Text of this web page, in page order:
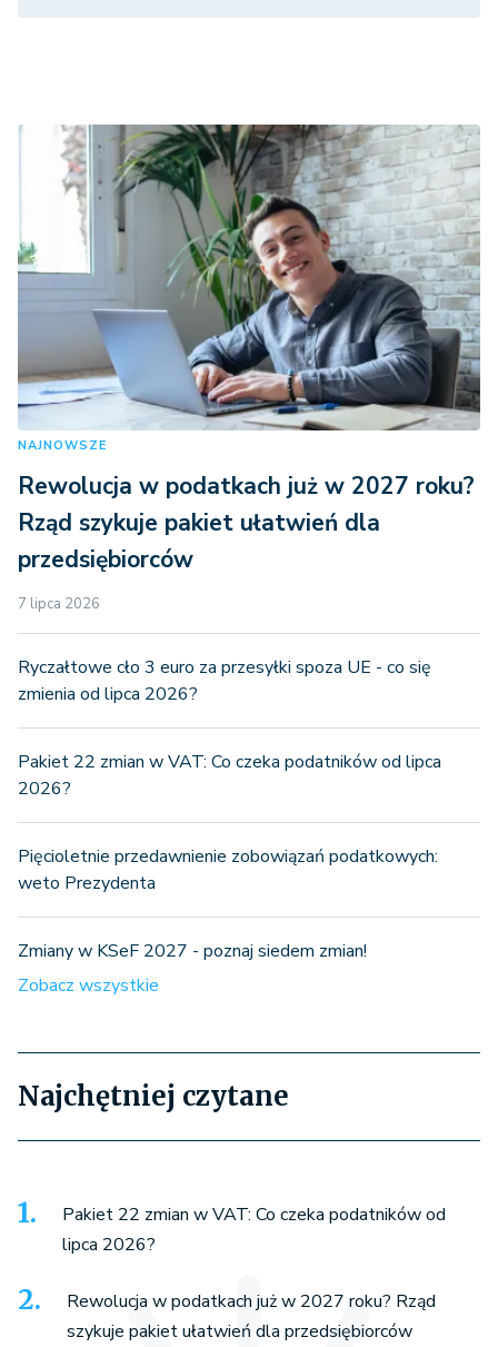
NAJNOWSZE
Rewolucja w podatkach już w 2027 roku?
Rząd szykuje pakiet ułatwień dla
przedsiębiorców
7 lipca 2026
Ryczałtowe cło 3 euro za przesyłki spoza UE - co się
zmienia od lipca 2026?
Pakiet 22 zmian w VAT: Co czeka podatników od lipca
2026?
Pięcioletnie przedawnienie zobowiązań podatkowych:
weto Prezydenta
Zmiany w KSeF 2027 - poznaj siedem zmian!
Zobacz wszystkie
Najchętniej czytane
Pakiet 22 zmian w VAT: Co czeka podatników od
lipca 2026?
Rewolucja w podatkach już w 2027 roku? Rząd
szykuje pakiet ułatwień dla przedsiębiorców